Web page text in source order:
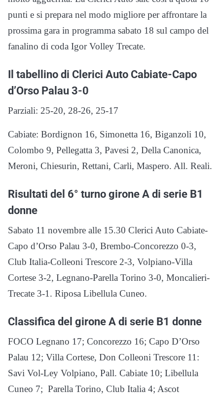
punti e si prepara nel modo migliore per affrontare la
prossima gara in programma sabato 18 sul campo del
fanalino di coda Igor Volley Trecate.
Il tabellino di Clerici Auto Cabiate-Capo
d’Orso Palau 3-0
Parziali: 25-20, 28-26, 25-17
Cabiate: Bordignon 16, Simonetta 16, Biganzoli 10,
Colombo 9, Pellegatta 3, Pavesi 2, Della Canonica,
Meroni, Chiesurin, Rettani, Carli, Maspero. All. Reali.
Risultati del 6° turno girone Adi serie B1
donne
Sabato 11 novembre alle 15.30 Clerici Auto Cabiate-
Capo d’Orso Palau 3-0, Brembo-Concorezzo 0-3,
Club Italia-Colleoni Trescore 2-3, Volpiano-Villa
Cortese 3-2, Legnano-Parella Torino 3-0, Moncalieri-
Trecate 3-1. Riposa Libellula Cuneo.
Classifica del girone A di serie B1 donne
FOCO Legnano 17; Concorezzo 16; Capo D’Orso
Palau 12; Villa Cortese, Don Colleoni Trescore 11:
Savi Vol-Ley Volpiano, Pall. Cabiate 10; Libellula
Cuneo 7; Parella Torino, Club Italia 4; Ascot